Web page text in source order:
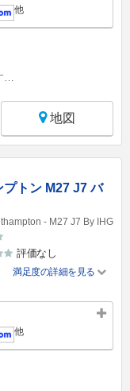
他
…
地図
トン M27 J7 バ
- M27 J7 By IHG
評価なし
満足度の詳細を見る
他